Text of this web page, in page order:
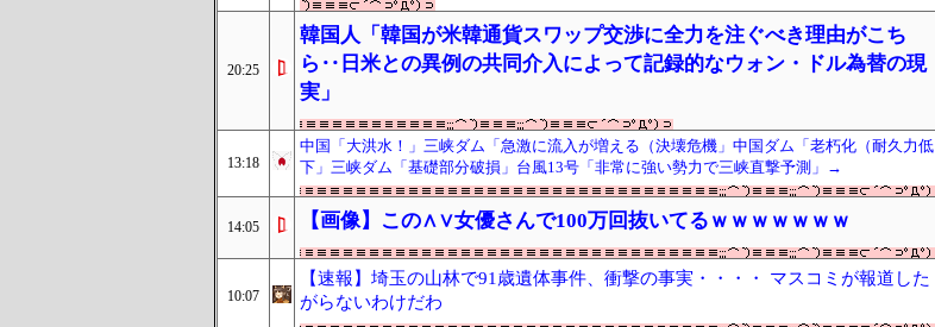
20:25
韓国人「韓国が米韓通貨スワップ交渉に全力を注ぐべき理由がこち
ら‥日米との異例の共同介入によって記録的なウォン・ドル為替の現
実」
13:18
中国「大洪水！」三峡ダム「急激に流入が増える（決壊危機」中国ダム「老朽化（耐久力低
下」三峡ダム「基礎部分破損」台風13号「非常に強い勢力で三峡直撃予測」→
14:05 【画像】この∧∨女優さんで100万回抜いてるｗｗｗｗｗｗｗ
10:07
【速報】埼玉の山林で91歳遺体事件、衝撃の事実・・・・ マスコミが報道した
がらないわけだわ